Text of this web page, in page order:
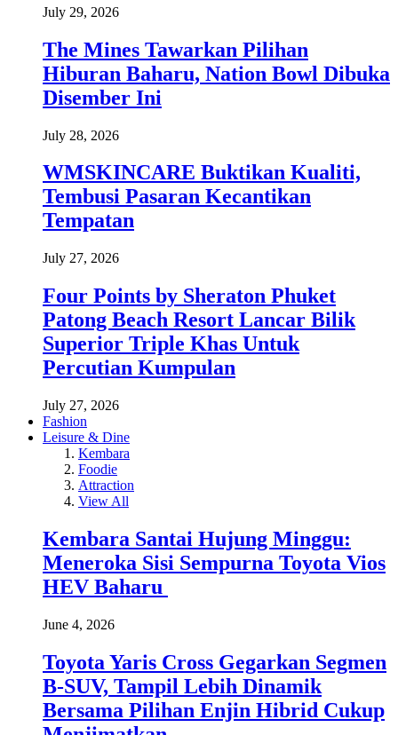
July 29, 2026
The Mines Tawarkan Pilihan
Hiburan Baharu, Nation Bowl Dibuka
Disember Ini
July 28, 2026
WMSKINCARE Buktikan Kualiti,
Tembusi Pasaran Kecantikan
Tempatan
July 27, 2026
Four Points by Sheraton Phuket
Patong Beach Resort Lancar Bilik
Superior Triple Khas Untuk
Percutian Kumpulan
July 27, 2026
Fashion
Leisure & Dine
Kembara
Foodie
Attraction
View All
Kembara Santai Hujung Minggu:
Meneroka Sisi Sempurna Toyota Vios
HEV Baharu
June 4, 2026
Toyota Yaris Cross Gegarkan Segmen
B-SUV, Tampil Lebih Dinamik
Bersama Pilihan Enjin Hibrid Cukup